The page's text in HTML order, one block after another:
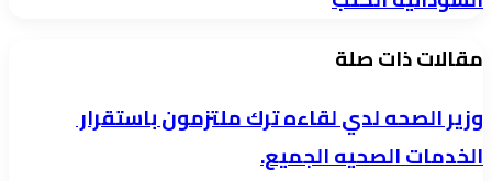
الثقافة
يدشن
نشاط
مقالات ذات صلة
وزير الصحه لدي لقاءه ترك ملتزمون باستقرار
الخدمات الصحيه الجميع.